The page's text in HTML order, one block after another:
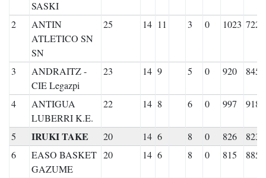
SASKI
2
ANTIN
ATLETICO SN
SN
25 14 11 3 0 1023 722
3
ANDRAITZ -
CIE Legazpi
23 14 9 5 0 920 845
4
ANTIGUA
LUBERRI K.E.
22 14 8 6 0 997 918
5 IRUKI TAKE 20 14 6 8 0 826
823
6
EASO BASKET
GAZUME
20 14 6 8 0 815 885